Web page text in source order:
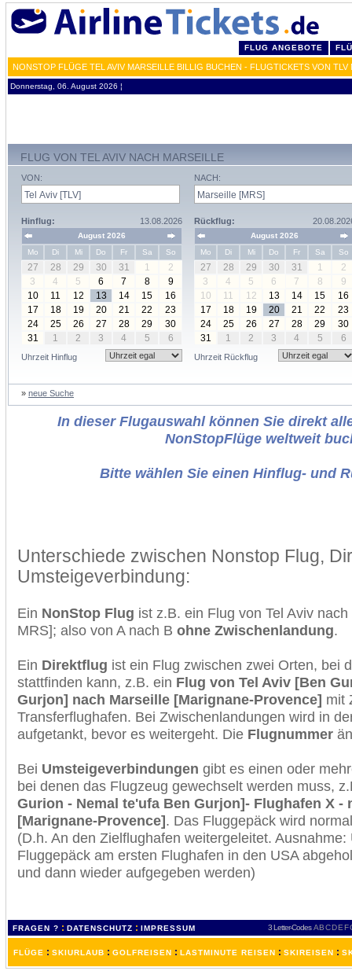
FLUG ANGEBOTE
NONSTOP FLÜGE TEL AVIV MARSEILLE BILLIG BUCHEN - FLUGTICKETS VON TLV
Donnerstag, 06. August 2026 ¦
FLUG VON TEL AVIV NACH MARSEILLE
VON:
Hinflug: 13.08.2026
August 2026
Mo
Di Mi Do Fr Sa So
27 28 29 30 31 1
2
3
4 5 6 7 8
9
10
11 12 13 14 15
16
17
18 19 20 21 22
23
24
25 26 27 28 29
30
31
1 2 3 4 5 6
Uhrzeit Hinflug
NACH:
Rückflug:
August 2026
Mo
Di Mi Do Fr Sa So
27 28 29 30 31 1
2
3
4 5 6 7 8
9
10
11 12 13 14 15
16
17
18 19 20 21 22
23
24
25 26 27 28 29
30
31
1 2 3 4 5 6
Uhrzeit Rückflug
» neue Suche
In dieser Flugauswahl können Sie direkt
NonStopFlüge weltweit
Bitte wählen Sie einen Hinflug- und
Unterschiede zwischen Nonstop Flug,
Umsteigeverbindung:
Ein NonStop Flug ist z.B. ein Flug von Tel Aviv
MRS]; also von A nach B ohne Zwischenlandung.
Ein Direktflug ist ein Flug zwischen zwei Orten, bei
stattfinden kann, z.B. ein Flug von Tel Aviv [Ben
Gurjon] nach Marseille [Marignane-Provence] mit
Transferflughafen. Bei Zwischenlandungen wird in
aufgetankt, bevor es weitergeht. Die Flugnummer
Bei Umsteigeverbindungen gibt es einen oder
bei denen das Flugzeug gewechselt werden muss,
Gurion - Nemal te'ufa Ben Gurjon]- Flughafen X -
[Marignane-Provence]. Das Fluggepäck wird
(D.h. An den Zielflughafen weitergeleitet.
Fluggepäck am ersten Flughafen in den USA
und dann wieder aufgegeben werden)
FRAGEN ? : DATENSCHUTZ : IMPRESSUM 3 Letter-Codes ABCDEF
FLÜGE : SKIURLAUB : GOLFREISEN : LASTMINUTE REISEN : SKIREISEN :